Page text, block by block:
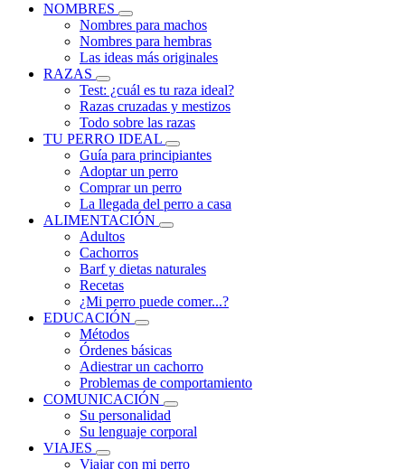
NOMBRES
Nombres para machos
Nombres para hembras
Las ideas más originales
RAZAS
Test: ¿cuál es tu raza ideal?
Razas cruzadas y mestizos
Todo sobre las razas
TU PERRO IDEAL
Guía para principiantes
Adoptar un perro
Comprar un perro
La llegada del perro a casa
ALIMENTACIÓN
Adultos
Cachorros
Barf y dietas naturales
Recetas
¿Mi perro puede comer...?
EDUCACIÓN
Métodos
Órdenes básicas
Adiestrar un cachorro
Problemas de comportamiento
COMUNICACIÓN
Su personalidad
Su lenguaje corporal
VIAJES
Viajar con mi perro